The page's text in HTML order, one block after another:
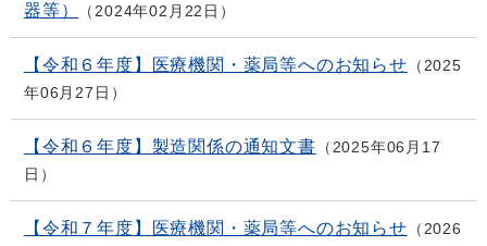
器等）
2024年02月22日
【令和６年度】医療機関・薬局等へのお知らせ
2025
年06月27日
【令和６年度】製造関係の通知文書
2025年06月17
日
【令和７年度】医療機関・薬局等へのお知らせ
2026